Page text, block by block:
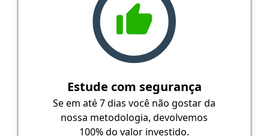
Estude com segurança
Se em até 7 dias você não gostar da
nossa metodologia, devolvemos
100% do valor investido.